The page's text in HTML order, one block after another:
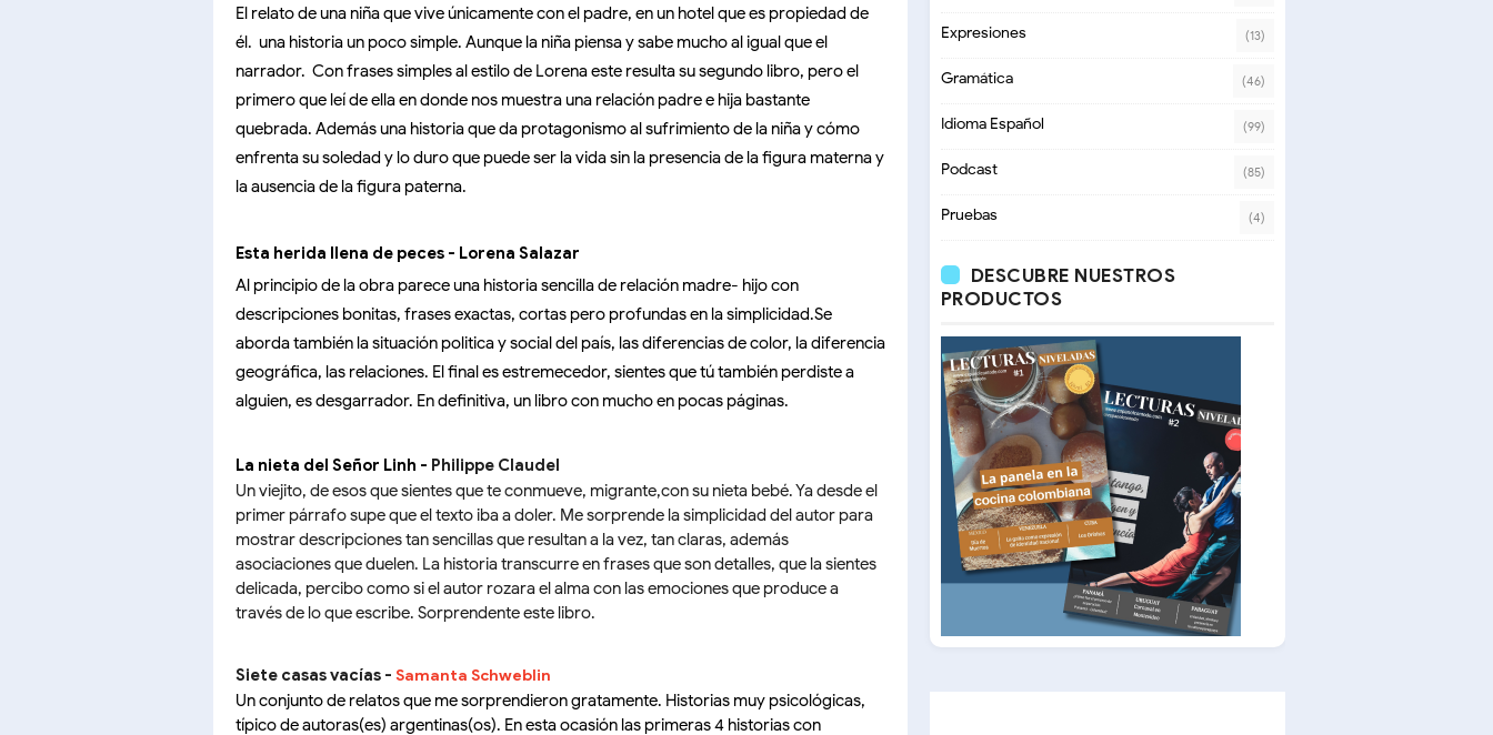
El relato de una niña que vive únicamente con el padre, en un hotel que es propiedad de
él. una historia un poco simple. Aunque la niña piensa y sabe mucho al igual que el
narrador. Con frases simples al estilo de Lorena este resulta su segundo libro, pero el
primero que leí de ella en donde nos muestra una relación padre e hija bastante
quebrada. Además una historia que da protagonismo al sufrimiento de la niña y cómo
enfrenta su soledad y lo duro que puede ser la vida sin la presencia de la figura materna y
la ausencia de la figura paterna.
Esta herida llena de peces - Lorena Salazar
Al principio de la obra parece una historia sencilla de relación madre- hijo con
descripciones bonitas, frases exactas, cortas pero profundas en la simplicidad.Se
aborda también la situación politica y social del país, las diferencias de color, la diferencia
geográfica, las relaciones. El final es estremecedor, sientes que tú también perdiste a
alguien, es desgarrador. En definitiva, un libro con mucho en pocas páginas.
La nieta del Señor Linh - Philippe Claudel
Un viejito, de esos que sientes que te conmueve, migrante,con su nieta bebé. Ya desde el
primer párrafo supe que el texto iba a doler. Me sorprende la simplicidad del autor para
mostrar descripciones tan sencillas que resultan a la vez, tan claras, además
asociaciones que duelen. La historia transcurre en frases que son detalles, que la sientes
delicada, percibo como si el autor rozara el alma con las emociones que produce a
través de lo que escribe. Sorprendente este libro.
Siete casas vacías - Samanta Schweblin
Un conjunto de relatos que me sorprendieron gratamente. Historias muy psicológicas,
típico de autoras(es) argentinas(os). En esta ocasión las primeras 4 historias con
Expresiones (13)
Gramática (46)
Idioma Español (99)
Podcast (85)
Pruebas (4)
DESCUBRE NUESTROS
PRODUCTOS